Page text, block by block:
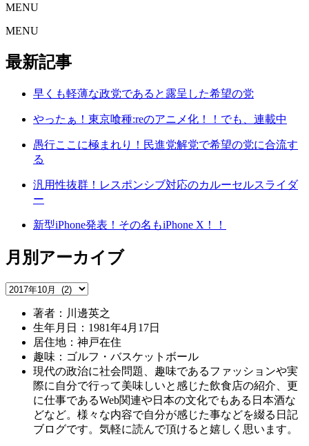
MENU
MENU
最新記事
早くも軽薄な政党であると露呈した希望の党
やったぁ！東京喰種:reのアニメ化！！でも、連載中
愚行ここに極まれり！民進党解党で希望の党に合流す
る
汎用性抜群！レスポンシブ対応のカルーセルスライダ
ー
新型iPhone発表！その名もiPhone X！！
月別アーカイブ
著者：川邊英之
生年月日：1981年4月17日
居住地：神戸在住
趣味：ゴルフ・バスケットボール
現代の政治に社会問題、趣味であるファッションや実
際に自分で行って美味しいと感じた飲食店の紹介、更
に仕事であるWeb関連や日本の文化でもある日本酒な
どなど。様々な内容で自分が感じた事などを綴る日記
ブログです。気軽に読んで頂けると嬉しく思います。